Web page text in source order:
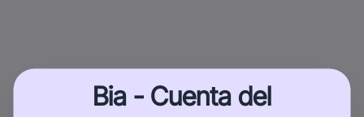
Bia - Cuenta del